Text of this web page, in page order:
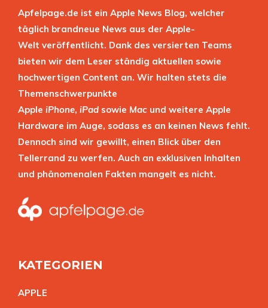
Apfelpage.de ist ein Apple News Blog, welcher
täglich brandneue News aus der Apple-
Welt veröffentlicht. Dank des versierten Teams
bieten wir dem Leser ständig aktuellen sowie
hochwertigen Content an. Wir halten stets die
Themenschwerpunkte
Apple iPhone, iPad sowie Mac und weitere Apple
Hardware im Auge, sodass es an keinen News fehlt.
Dennoch sind wir gewillt, einen Blick über den
Tellerrand zu werfen. Auch an exklusiven Inhalten
und phänomenalen Fakten mangelt es nicht.
KATEGORIEN
APPLE